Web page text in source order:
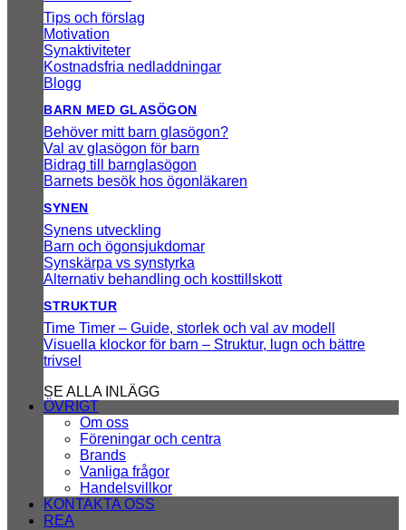
Tips och förslag
Motivation
Synaktiviteter
Kostnadsfria nedladdningar
Blogg
BARN MED GLASÖGON
Behöver mitt barn glasögon?
Val av glasögon för barn
Bidrag till barnglasögon
Barnets besök hos ögonläkaren
SYNEN
Synens utveckling
Barn och ögonsjukdomar
Synskärpa vs synstyrka
Alternativ behandling och kosttillskott
STRUKTUR
Time Timer – Guide, storlek och val av modell
Visuella klockor för barn – Struktur, lugn och bättre
trivsel
SE ALLA INLÄGG
ÖVRIGT
Om oss
Föreningar och centra
Brands
Vanliga frågor
Handelsvillkor
KONTAKTA OSS
REA